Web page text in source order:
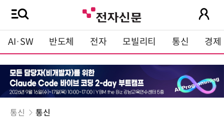
AI·SW 반도체 전자 모빌리티 통신 경제
통신 통신